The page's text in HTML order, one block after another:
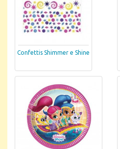
Confettis Shimmer e Shine